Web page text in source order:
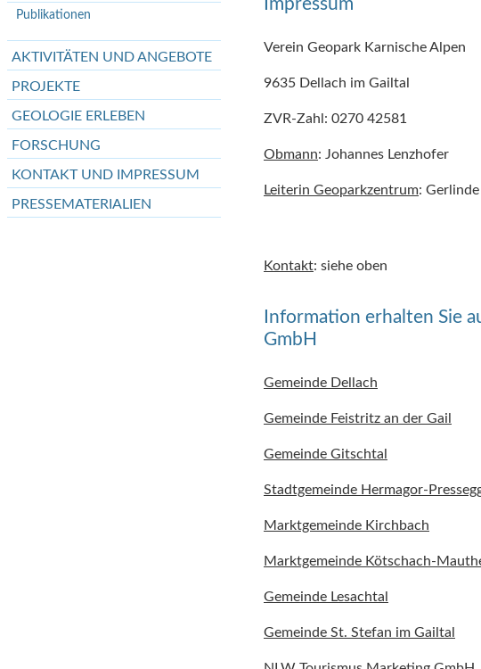
Publikationen
AKTIVITÄTEN UND ANGEBOTE
PROJEKTE
GEOLOGIE ERLEBEN
FORSCHUNG
KONTAKT UND IMPRESSUM
PRESSEMATERIALIEN
Impressum
Verein Geopark Karnische Alpen
9635 Dellach im Gailtal
ZVR-Zahl: 0270 42581
Obmann: Johannes Lenzhofer
Leiterin Geoparkzentrum:
Kontakt: siehe oben
Information erhalten Sie
GmbH
Gemeinde Dellach
Gemeinde Feistritz an der Gail
Gemeinde Gitschtal
Stadtgemeinde Hermagor-
Marktgemeinde Kirchbach
Marktgemeinde Kötschach-
Gemeinde Lesachtal
Gemeinde St. Stefan im Gailtal